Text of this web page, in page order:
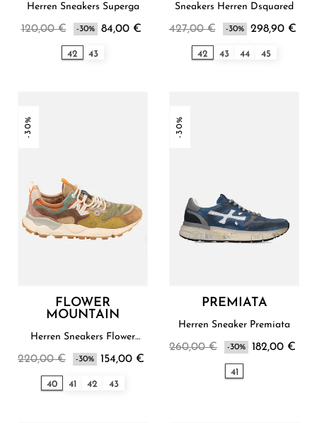
Herren Sneakers Superga
120,00 € -30% 84,00 €
42 43
Sneakers Herren Dsquared
427,00 € -30% 298,90 €
42 43 44 45
-30%
FLOWER
MOUNTAIN
Herren Sneakers Flower
220,00 € -30% 154,00 €
40 41 42 43
-30%
PREMIATA
Herren Sneaker Premiata
260,00 € -30% 182,00 €
41